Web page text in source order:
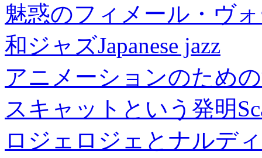
魅惑のフィメール・ヴ
和ジャズJapanese jazz
アニメーションのため
スキャットという発明
ロジェロジェとナルデ